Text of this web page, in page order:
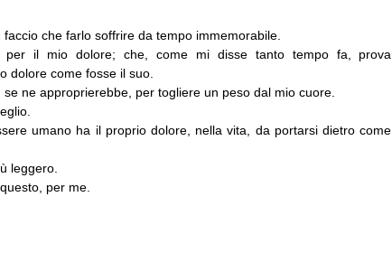
che farlo soffrire da tempo immemorabile.
il mio dolore; che, come mi disse tanto tempo fa, prova
dolore come fosse il suo.
ne approprierebbe, per togliere un peso dal mio cuore.
umano ha il proprio dolore, nella vita, da portarsi dietro come
leggero.
per me.